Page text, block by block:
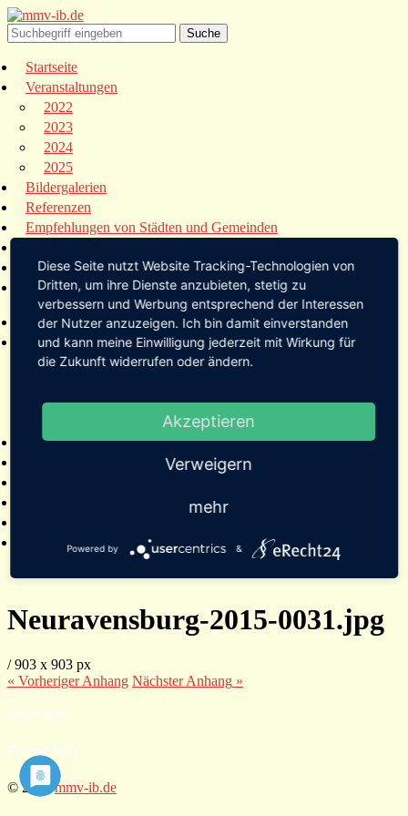
Startseite
Veranstaltungen
2022
2023
2024
2025
Bildergalerien
Referenzen
Empfehlungen von Städten und Gemeinden
Links
Kontakt
Startseite
Veranstaltungen
2022
2024
Bildergalerien
Kontakt
Neuravensburg-2015-0031.jpg
/903 x 903 px
« VorherigerAnhang NächsterAnhang »
Impressum
Datenschutz
© 2026mmv-ib.de
Diese Seite nutzt Website Tracking-Technologien von
Dritten, um ihre Dienste anzubieten, stetig zu
verbessern und Werbung entsprechend der Interessen
der Nutzer anzuzeigen. Ich bin damit einverstanden
und kann meine Einwilligung jederzeit mit Wirkung für
die Zukunft widerrufen oder ändern.
Akzeptieren
Verweigern
mehr
Powered by &